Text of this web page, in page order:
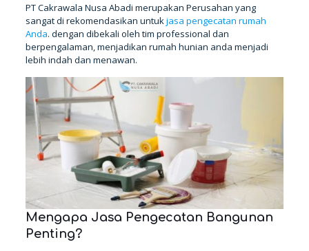
PT Cakrawala Nusa Abadi merupakan Perusahan yang
sangat di rekomendasikan untukjasa pengecatan rumah
Anda. dengan dibekali oleh tim professional dan
berpengalaman, menjadikan rumah hunian anda menjadi
lebih indah dan menawan.
Mengapa Jasa Pengecatan Bangunan
Penting?